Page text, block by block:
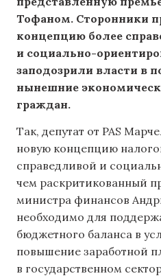
Тофаном. Сторонники
концепцию более
и социально-
заподозрили власти в
нынешние
граждан.
Так, депутат от PAS
новую концепцию
справедливой и
чем раскритикованный
министра финансов
необходимо для
бюджетного баланса в
повышение заработной
в государственном